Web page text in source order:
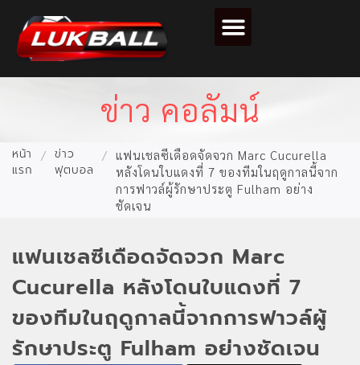
ข่าว คอลัมน์
หน้า
แรก
/ ข่าว
ฟุตบอล
/
แฟนเชลซีเดือดจัดจวก Marc Cucurella
หลังโดนใบแดงที่ 7 ของทีมในฤดูกาลนี้จาก
การฟาวล์ผู้รักษาประตู Fulham อย่าง
ชัดเจน
แฟนเชลซีเดือดจัดจวก Marc
Cucurella หลังโดนใบแดงที่ 7
ของทีมในฤดูกาลนี้จากการฟาวล์ผู้
รักษาประตู Fulham อย่างชัดเจน